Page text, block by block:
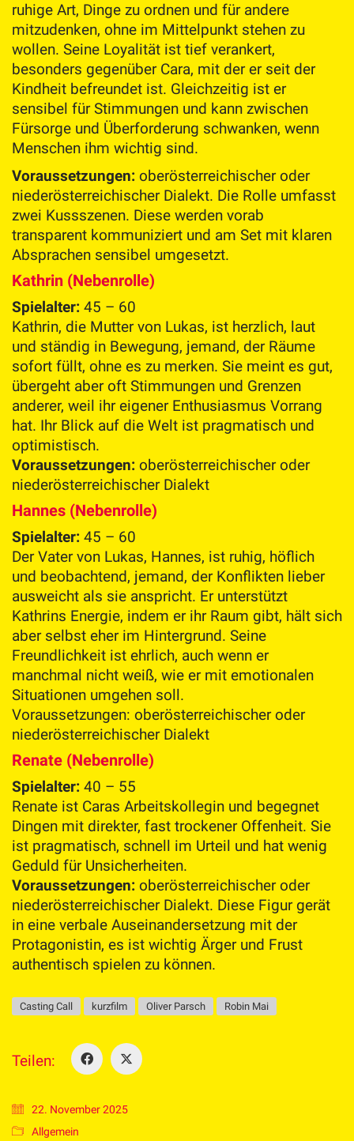
ruhige Art, Dinge zu ordnen und für andere
mitzudenken, ohne im Mittelpunkt stehen zu
wollen. Seine Loyalität ist tief verankert,
besonders gegenüber Cara, mit der er seit der
Kindheit befreundet ist. Gleichzeitig ist er
sensibel für Stimmungen und kann zwischen
Fürsorge und Überforderung schwanken, wenn
Menschen ihm wichtig sind.
Voraussetzungen: oberösterreichischer oder
niederösterreichischer Dialekt. Die Rolle umfasst
zwei Kussszenen. Diese werden vorab
transparent kommuniziert und am Set mit klaren
Absprachen sensibel umgesetzt.
Kathrin (Nebenrolle)
Spielalter: 45 – 60
Kathrin, die Mutter von Lukas, ist herzlich, laut
und ständig in Bewegung, jemand, der Räume
sofort füllt, ohne es zu merken. Sie meint es gut,
übergeht aber oft Stimmungen und Grenzen
anderer, weil ihr eigener Enthusiasmus Vorrang
hat. Ihr Blick auf die Welt ist pragmatisch und
optimistisch.
Voraussetzungen: oberösterreichischer oder
niederösterreichischer Dialekt
Hannes (Nebenrolle)
Spielalter: 45 – 60
Der Vater von Lukas, Hannes, ist ruhig, höflich
und beobachtend, jemand, der Konflikten lieber
ausweicht als sie anspricht. Er unterstützt
Kathrins Energie, indem er ihr Raum gibt, hält sich
aber selbst eher im Hintergrund. Seine
Freundlichkeit ist ehrlich, auch wenn er
manchmal nicht weiß, wie er mit emotionalen
Situationen umgehen soll.
Voraussetzungen: oberösterreichischer oder
niederösterreichischer Dialekt
Renate (Nebenrolle)
Spielalter: 40 – 55
Renate ist Caras Arbeitskollegin und begegnet
Dingen mit direkter, fast trockener Offenheit. Sie
ist pragmatisch, schnell im Urteil und hat wenig
Geduld für Unsicherheiten.
Voraussetzungen: oberösterreichischer oder
niederösterreichischer Dialekt. Diese Figur gerät
in eine verbale Auseinandersetzung mit der
Protagonistin, es ist wichtig Ärger und Frust
authentisch spielen zu können.
Casting Call kurzfilm Oliver Parsch Robin Mai
Teilen:
22. November 2025
Allgemein